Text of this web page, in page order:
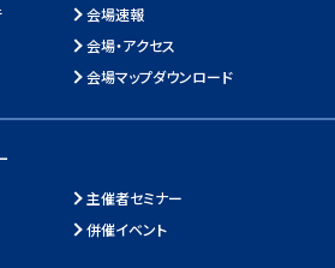
会場速報
会場・アクセス
会場マップダウンロード
主催者セミナー
併催イベント